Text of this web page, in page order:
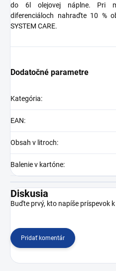
do 6l olejovej náplne. Pri
diferenciáloch nahraďte 10 %
SYSTEM CARE.
Dodatočné parametre
Kategória:
EAN:
Obsah v litroch:
Balenie v kartóne:
Diskusia
Buďte prvý, kto napíše príspevok
Pridať komentár